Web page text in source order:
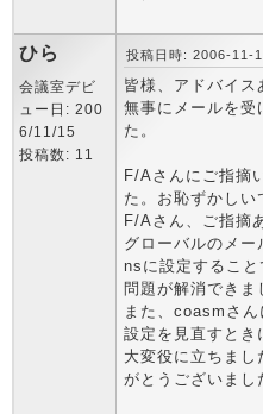
ひら
会議室デビ
ュー日: 200
6/11/15
投稿数: 11
投稿日時: 2006-11-
皆様、アドバイス
無事にメールを受
た。
F/Aさんにご指摘
た。お恥ずかしい
F/Aさん、ご指摘
グローバルのメ
nsに設定すること
問題が解消できま
また、coasmさ
設定を見直すとき
大変役に立ちまし
がとうございまし